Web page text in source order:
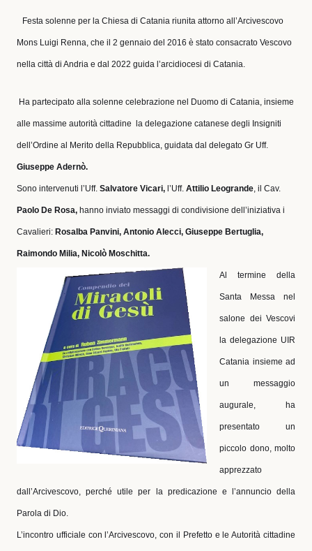
Festa solenne per la Chiesa di Catania riunita attorno all’Arcivescovo
Mons Luigi Renna, che il 2 gennaio del 2016 è stato consacrato Vescovo
nella città di Andria e dal 2022 guida l’arcidiocesi di Catania.
Ha partecipato alla solenne celebrazione nel Duomo di Catania, insieme
alle massime autorità cittadine la delegazione catanese degli Insigniti
dell’Ordine al Merito della Repubblica, guidata dal delegato Gr Uff.
Giuseppe Adernò.
Sono intervenuti l’Uff. Salvatore Vicari, l’Uff. Attilio Leogrande, il Cav.
Paolo De Rosa, hanno inviato messaggi di condivisione dell’iniziativa i
Cavalieri: Rosalba Panvini, Antonio Alecci, Giuseppe Bertuglia,
Raimondo Milia, Nicolò Moschitta.
Al termine della
Santa Messa nel
salone dei Vescovi
la delegazione UIR
Catania insieme ad
un messaggio
augurale, ha
presentato un
piccolo dono, molto
apprezzato
dall’Arcivescovo, perché utile per la predicazione e l’annuncio della
Parola di Dio.
L’incontro ufficiale con l’Arcivescovo, con il Prefetto e le Autorità cittadine